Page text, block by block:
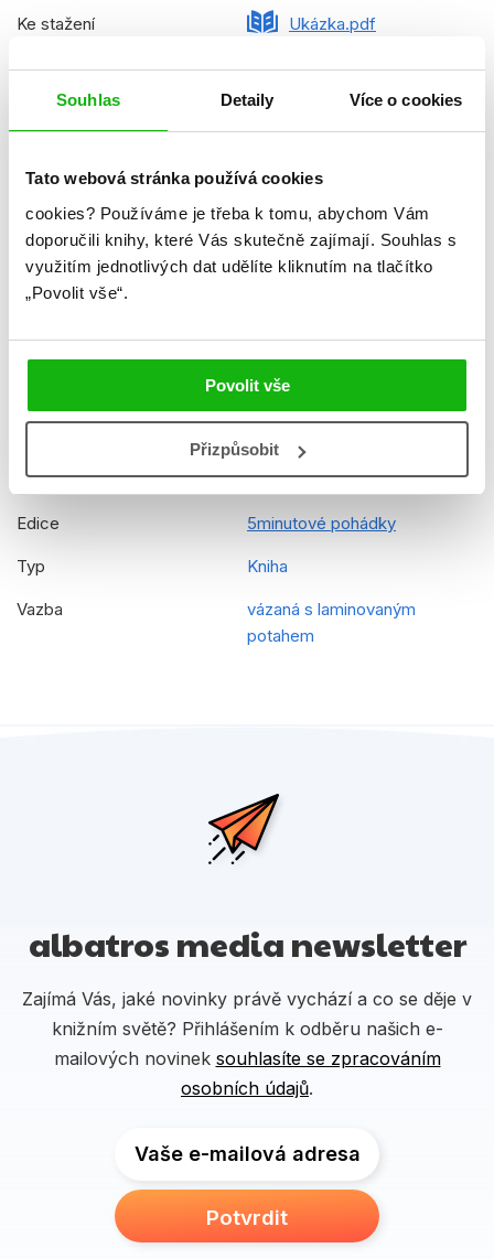
Souhlas Detaily Více o cookies
Tato webová stránka používá cookies
cookies? Používáme je třeba k tomu, abychom Vám
doporučili knihy, které Vás skutečně zajímají. Souhlas s
využitím jednotlivých dat udělíte kliknutím na tlačítko
„Povolit vše“.
Povolit vše
Přizpůsobit
Ke stažení Ukázka.pdf
Datum vydání 22.09.2025
Formát 210x270 mm
Řady Disney - Medvídek Pú
Původní název
Petra Vichrová
Věk od 4
Edice 5minutové pohádky
Typ Kniha
Vazba
vázaná s laminovaným
potahem
albatros media newsletter
Zajímá Vás, jaké novinky právě vychází a co se děje v
knižním světě? Přihlášením k odběru našich e-
mailových novinek souhlasíte se zpracováním
osobních údajů.
Vaše e-mailová adresa
Potvrdit